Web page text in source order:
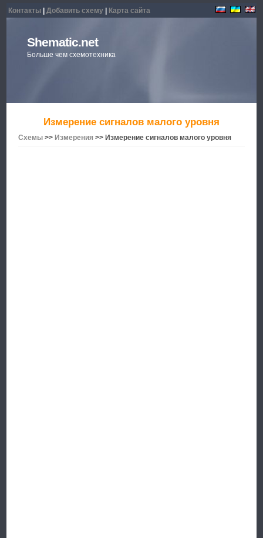
Контакты |Добавить схему Карта сайта
Shematic.net
Больше чем схемотехника
Измерение сигналов малого уровня
Схемы >> Измерения >> Измерение сигналов малого уровня